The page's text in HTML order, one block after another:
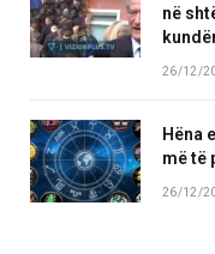
në
26/12/
Hëna
më të
26/12/